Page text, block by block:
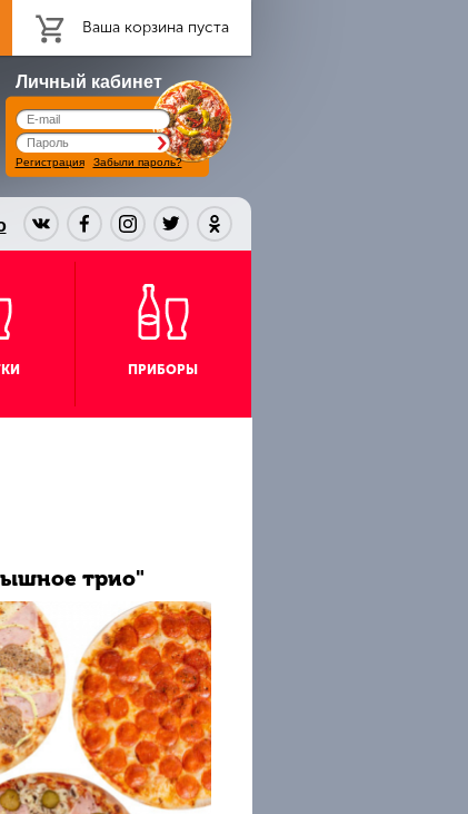
Ваша корзина пуста
Личный кабинет
Регистрация Забыли пароль?
ПРИБОРЫ
трио"